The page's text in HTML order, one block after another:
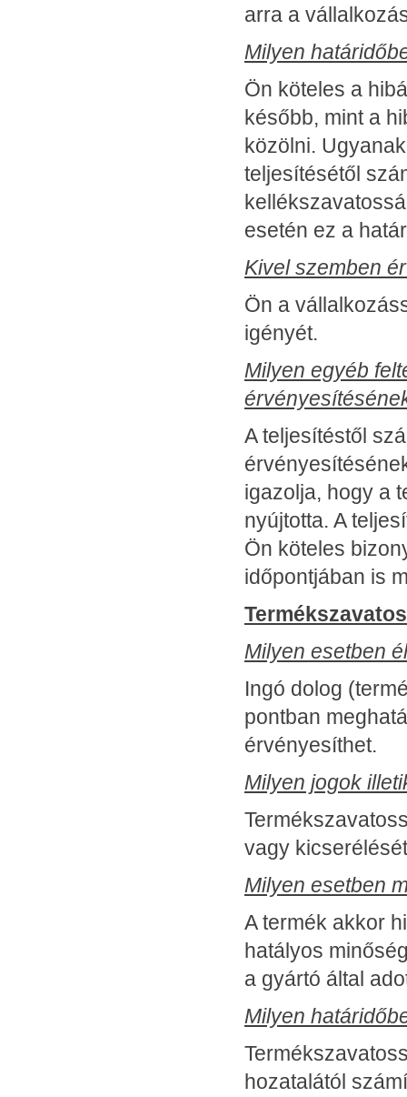
arra a
Milyen
Ön köteles a
később, mint a
közölni.
teljesítésétől
esetén ez a
Kivel szemben
Ön a
igényét.
Milyen egyéb
A teljesítéstől
igazolja, hogy a
nyújtotta. A
Ön köteles
időpontjában is
Milyen esetben
Ingó dolog
pontban
érvényesíthet.
Milyen jogok
vagy
Milyen esetben
A termék akkor
hatályos
a gyártó által
Milyen
hozatalától